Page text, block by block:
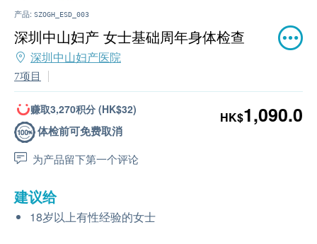
产品: SZOGH_ESD_003
深圳中山妇产 女士基础周年身体检查
深圳中山妇产医院
7项目
赚取3,270积分 (HK$32)
体检前可免费取消
为产品留下第一个评论
HK$1,090.0
建议给
18岁以上有性经验的女士